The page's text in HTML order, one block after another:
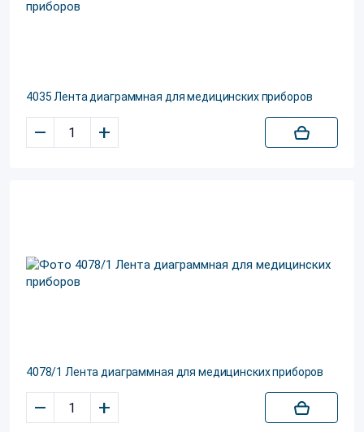
4035 Лента диаграммная для медицинских приборов
– +
4078/1 Лента диаграммная для медицинских приборов
– +